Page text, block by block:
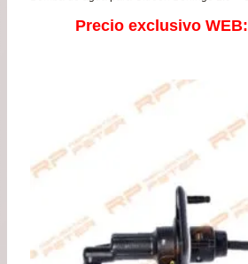
Precio exclusivo WEB: